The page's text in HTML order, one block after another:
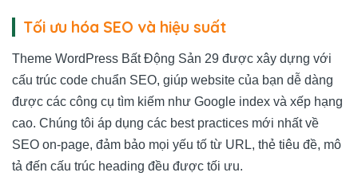
Tối ưu hóa SEO và hiệu suất
Theme WordPress Bất Động Sản 29 được xây dựng với
cấu trúc code chuẩn SEO, giúp website của bạn dễ dàng
được các công cụ tìm kiếm như Google index và xếp hạng
cao. Chúng tôi áp dụng các best practices mới nhất về
SEO on-page, đảm bảo mọi yếu tố từ URL, thẻ tiêu đề, mô
tả đến cấu trúc heading đều được tối ưu.